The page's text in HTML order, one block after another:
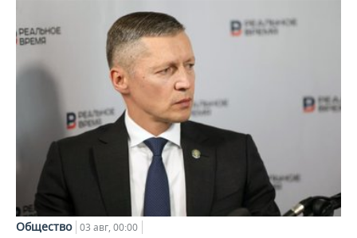
Общество 03 авг, 00:00